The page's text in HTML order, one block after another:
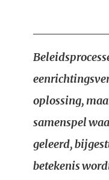
oplossing,
samenspel
geleerd,
betekenis